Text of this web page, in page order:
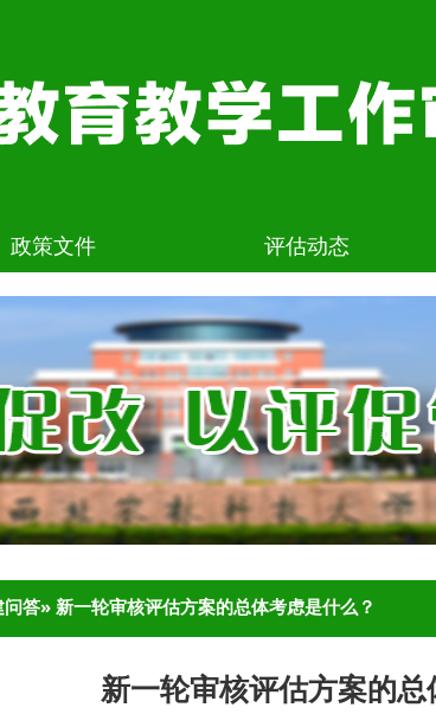
政策文件 评估动态
问答» 新一轮审核评估方案的总体考虑是什么？
新一轮审核评估方案的总